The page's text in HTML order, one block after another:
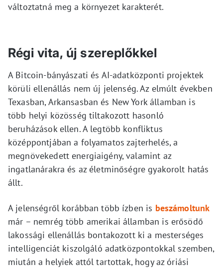
változtatná meg a környezet karakterét.
Régi vita, új szereplőkkel
A Bitcoin-bányászati és AI-adatközponti projektek
körüli ellenállás nem új jelenség. Az elmúlt években
Texasban, Arkansasban és New York államban is
több helyi közösség tiltakozott hasonló
beruházások ellen. A legtöbb konfliktus
középpontjában a folyamatos zajterhelés, a
megnövekedett energiaigény, valamint az
ingatlanárakra és az életminőségre gyakorolt hatás
állt.
A jelenségről korábban több ízben is beszámoltunk
már – nemrég több amerikai államban is erősödő
lakossági ellenállás bontakozott ki a mesterséges
intelligenciát kiszolgáló adatközpontokkal szemben,
miután a helyiek attól tartottak, hogy az óriási